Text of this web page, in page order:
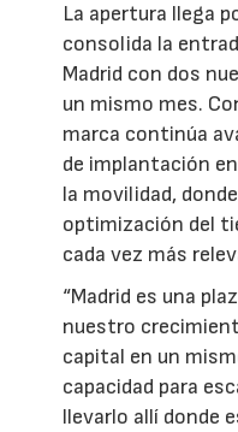
La apertura llega
consolida la
Madrid con dos
un mismo mes.
marca continúa
de implantación
la movilidad,
optimización del
cada vez más
“Madrid es una
nuestro
capital en un
capacidad para
llevarlo allí donde